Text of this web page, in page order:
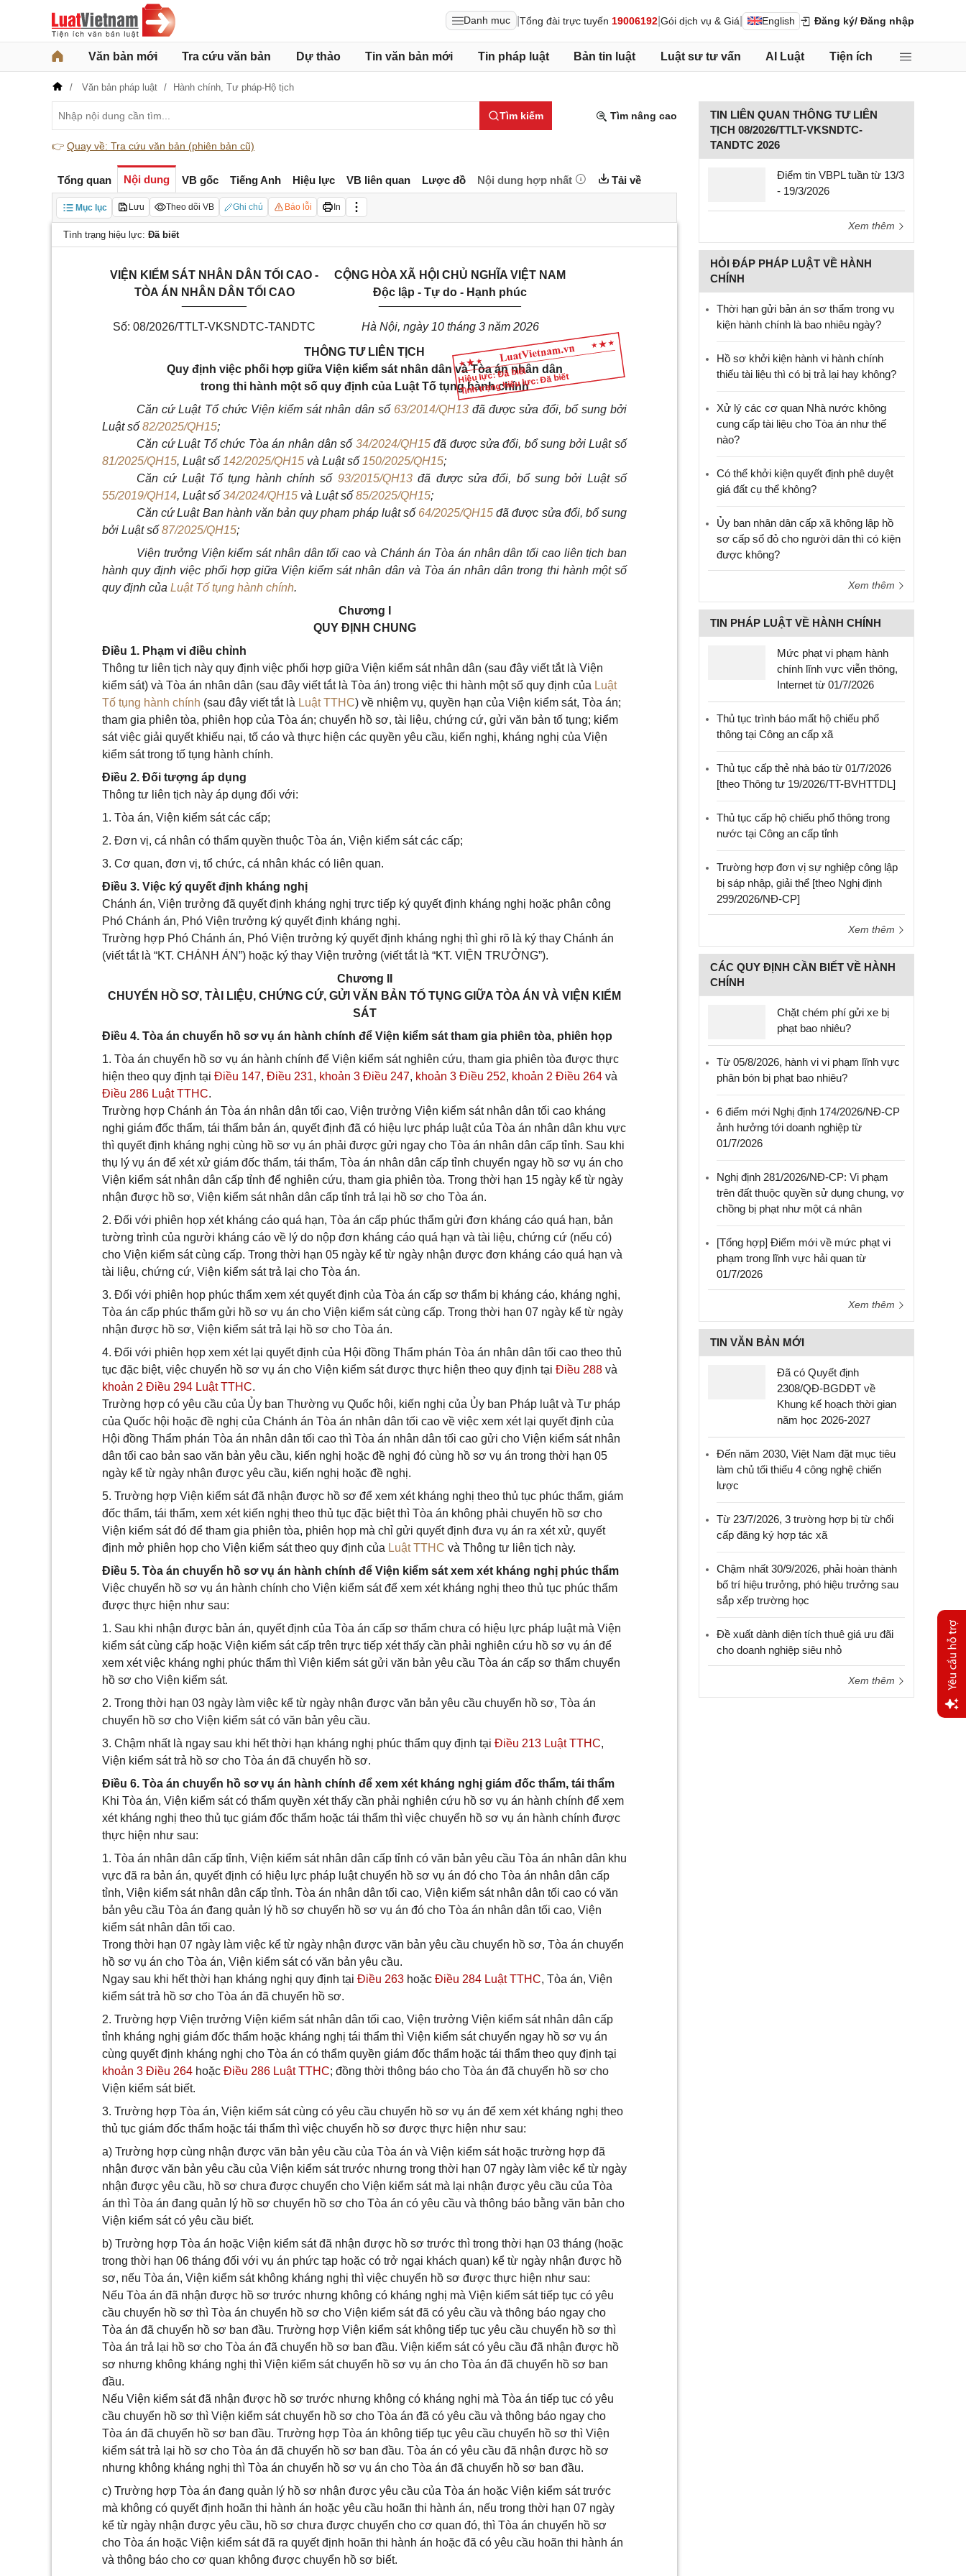
Danh mục Tổng đài trực tuyến 19006192 Gói dịch vụ & Giá English Đăng ký/ Đăng nhập
Văn bản mới Tra cứu văn bản Dự thảo Tin văn bản mới Tin pháp luật Bản tin luật Luật sư tư vấn AI Luật Tiện ích
Văn bản pháp luật Hành chính, Tư pháp-Hộ tịch
Tìm kiếm Tìm nâng cao
👉 Quay về: Tra cứu văn bản (phiên bản cũ)
Tổng quan Nội dung VB gốc Tiếng Anh Hiệu lực VB liên quan Lược đồ Nội dung hợp nhất Tải về
Mục lục Lưu Theo dõi VB Ghi chú Báo lỗi In
Tình trạng hiệu lực: Đã biết
Hiệu lực: Đã biết
Tình trạng hiệu lực: Đã biết
VIỆN KIỂM SÁT NHÂN DÂN TỐI CAO -
TÒA ÁN NHÂN DÂN TỐI CAO
Số: 08/2026/TTLT-VKSNDTC-TANDTC
CỘNG HÒA XÃ HỘI CHỦ NGHĨA VIỆT NAM
Độc lập - Tự do - Hạnh phúc
______________________
Hà Nội, ngày 10 tháng 3 năm 2026
THÔNG TƯ LIÊN TỊCH
Quy định việc phối hợp giữa Viện kiểm sát nhân dân và Tòa án nhân dân
trong thi hành một số quy định của Luật Tố tụng hành chính
Căn cứ Luật Tổ chức Viện kiểm sát nhân dân số 63/2014/QH13đã được sửa đổi, bổ sung bởi
Luật số 82/2025/QH15;
Căn cứ Luật Tổ chức Tòa án nhân dân số 34/2024/QH15đã được sửa đổi, bổ sung bởi Luật số
81/2025/QH15, Luật số 142/2025/QH15 và Luật số 150/2025/QH15;
Căn cứ Luật Tố tụng hành chính số 93/2015/QH13đã được sửa đổi, bổ sung bởi Luật số
55/2019/QH14, Luật số 34/2024/QH15 và Luật số 85/2025/QH15;
Căn cứ Luật Ban hành văn bản quy phạm pháp luật số 64/2025/QH15 đã được sửa đổi, bổ sung
bởi Luật số 87/2025/QH15;
Viện trưởng Viện kiểm sát nhân dân tối cao và Chánh án Tòa án nhân dân tối cao liên tịch ban
hành quy định việc phối hợp giữa Viện kiểm sát nhân dân và Tòa án nhân dân trong thi hành một số
quy định của Luật Tố tụng hành chính.
Chương I
QUY ĐỊNH CHUNG
Điều 1. Phạm vi điều chỉnh
Thông tư liên tịch này quy định việc phối hợp giữa Viện kiểm sát nhân dân (sau đây viết tắt là Viện
kiểm sát) và Tòa án nhân dân (sau đây viết tắt là Tòa án) trong việc thi hành một số quy định của Luật
Tố tụng hành chính (sau đây viết tắt là Luật TTHC) về nhiệm vụ, quyền hạn của Viện kiểm sát, Tòa án;
tham gia phiên tòa, phiên họp của Tòa án; chuyển hồ sơ, tài liệu, chứng cứ, gửi văn bản tố tụng; kiểm
sát việc giải quyết khiếu nại, tố cáo và thực hiện các quyền yêu cầu, kiến nghị, kháng nghị của Viện
kiểm sát trong tố tụng hành chính.
Điều 2. Đối tượng áp dụng
Thông tư liên tịch này áp dụng đối với:
1. Tòa án, Viện kiểm sát các cấp;
2. Đơn vị, cá nhân có thẩm quyền thuộc Tòa án, Viện kiểm sát các cấp;
3. Cơ quan, đơn vị, tổ chức, cá nhân khác có liên quan.
Điều 3. Việc ký quyết định kháng nghị
Chánh án, Viện trưởng đã quyết định kháng nghị trực tiếp ký quyết định kháng nghị hoặc phân công
Phó Chánh án, Phó Viện trưởng ký quyết định kháng nghị.
Trường hợp Phó Chánh án, Phó Viện trưởng ký quyết định kháng nghị thì ghi rõ là ký thay Chánh án
(viết tắt là “KT. CHÁNH ÁN”) hoặc ký thay Viện trưởng (viết tắt là “KT. VIỆN TRƯỞNG”).
Chương II
CHUYỂN HỒ SƠ, TÀI LIỆU, CHỨNG CỨ, GỬI VĂN BẢN TỐ TỤNG GIỮA TÒA ÁN VÀ VIỆN KIỂM
SÁT
Điều 4. Tòa án chuyển hồ sơ vụ án hành chính để Viện kiểm sát tham gia phiên tòa, phiên họp
1. Tòa án chuyển hồ sơ vụ án hành chính để Viện kiểm sát nghiên cứu, tham gia phiên tòa được thực
hiện theo quy định tại Điều 147, Điều 231, khoản 3 Điều 247, khoản 3 Điều 252, khoản 2 Điều 264 và
Điều 286 Luật TTHC.
Trường hợp Chánh án Tòa án nhân dân tối cao, Viện trưởng Viện kiểm sát nhân dân tối cao kháng
nghị giám đốc thẩm, tái thẩm bản án, quyết định đã có hiệu lực pháp luật của Tòa án nhân dân khu vực
thì quyết định kháng nghị cùng hồ sơ vụ án phải được gửi ngay cho Tòa án nhân dân cấp tỉnh. Sau khi
thụ lý vụ án để xét xử giám đốc thẩm, tái thẩm, Tòa án nhân dân cấp tỉnh chuyển ngay hồ sơ vụ án cho
Viện kiểm sát nhân dân cấp tỉnh để nghiên cứu, tham gia phiên tòa. Trong thời hạn 15 ngày kể từ ngày
nhận được hồ sơ, Viện kiểm sát nhân dân cấp tỉnh trả lại hồ sơ cho Tòa án.
2. Đối với phiên họp xét kháng cáo quá hạn, Tòa án cấp phúc thẩm gửi đơn kháng cáo quá hạn, bản
tường trình của người kháng cáo về lý do nộp đơn kháng cáo quá hạn và tài liệu, chứng cứ (nếu có)
cho Viện kiểm sát cùng cấp. Trong thời hạn 05 ngày kể từ ngày nhận được đơn kháng cáo quá hạn và
tài liệu, chứng cứ, Viện kiểm sát trả lại cho Tòa án.
3. Đối với phiên họp phúc thẩm xem xét quyết định của Tòa án cấp sơ thẩm bị kháng cáo, kháng nghị,
Tòa án cấp phúc thẩm gửi hồ sơ vụ án cho Viện kiểm sát cùng cấp. Trong thời hạn 07 ngày kể từ ngày
nhận được hồ sơ, Viện kiểm sát trả lại hồ sơ cho Tòa án.
4. Đối với phiên họp xem xét lại quyết định của Hội đồng Thẩm phán Tòa án nhân dân tối cao theo thủ
tục đặc biệt, việc chuyển hồ sơ vụ án cho Viện kiểm sát được thực hiện theo quy định tại Điều 288 và
khoản 2 Điều 294 Luật TTHC.
Trường hợp có yêu cầu của Ủy ban Thường vụ Quốc hội, kiến nghị của Ủy ban Pháp luật và Tư pháp
của Quốc hội hoặc đề nghị của Chánh án Tòa án nhân dân tối cao về việc xem xét lại quyết định của
Hội đồng Thẩm phán Tòa án nhân dân tối cao thì Tòa án nhân dân tối cao gửi cho Viện kiểm sát nhân
dân tối cao bản sao văn bản yêu cầu, kiến nghị hoặc đề nghị đó cùng hồ sơ vụ án trong thời hạn 05
ngày kể từ ngày nhận được yêu cầu, kiến nghị hoặc đề nghị.
5. Trường hợp Viện kiểm sát đã nhận được hồ sơ để xem xét kháng nghị theo thủ tục phúc thẩm, giám
đốc thẩm, tái thẩm, xem xét kiến nghị theo thủ tục đặc biệt thì Tòa án không phải chuyển hồ sơ cho
Viện kiểm sát đó để tham gia phiên tòa, phiên họp mà chỉ gửi quyết định đưa vụ án ra xét xử, quyết
định mở phiên họp cho Viện kiểm sát theo quy định của Luật TTHC và Thông tư liên tịch này.
Điều 5. Tòa án chuyển hồ sơ vụ án hành chính để Viện kiểm sát xem xét kháng nghị phúc thẩm
Việc chuyển hồ sơ vụ án hành chính cho Viện kiểm sát để xem xét kháng nghị theo thủ tục phúc thẩm
được thực hiện như sau:
1. Sau khi nhận được bản án, quyết định của Tòa án cấp sơ thẩm chưa có hiệu lực pháp luật mà Viện
kiểm sát cùng cấp hoặc Viện kiểm sát cấp trên trực tiếp xét thấy cần phải nghiên cứu hồ sơ vụ án để
xem xét việc kháng nghị phúc thẩm thì Viện kiểm sát gửi văn bản yêu cầu Tòa án cấp sơ thẩm chuyển
hồ sơ cho Viện kiểm sát.
2. Trong thời hạn 03 ngày làm việc kể từ ngày nhận được văn bản yêu cầu chuyển hồ sơ, Tòa án
chuyển hồ sơ cho Viện kiểm sát có văn bản yêu cầu.
3. Chậm nhất là ngay sau khi hết thời hạn kháng nghị phúc thẩm quy định tại Điều 213 Luật TTHC,
Viện kiểm sát trả hồ sơ cho Tòa án đã chuyển hồ sơ.
Điều 6. Tòa án chuyển hồ sơ vụ án hành chính để xem xét kháng nghị giám đốc thẩm, tái thẩm
Khi Tòa án, Viện kiểm sát có thẩm quyền xét thấy cần phải nghiên cứu hồ sơ vụ án hành chính để xem
xét kháng nghị theo thủ tục giám đốc thẩm hoặc tái thẩm thì việc chuyển hồ sơ vụ án hành chính được
thực hiện như sau:
1. Tòa án nhân dân cấp tỉnh, Viện kiểm sát nhân dân cấp tỉnh có văn bản yêu cầu Tòa án nhân dân khu
vực đã ra bản án, quyết định có hiệu lực pháp luật chuyển hồ sơ vụ án đó cho Tòa án nhân dân cấp
tỉnh, Viện kiểm sát nhân dân cấp tỉnh. Tòa án nhân dân tối cao, Viện kiểm sát nhân dân tối cao có văn
bản yêu cầu Tòa án đang quản lý hồ sơ chuyển hồ sơ vụ án đó cho Tòa án nhân dân tối cao, Viện
kiểm sát nhân dân tối cao.
Trong thời hạn 07 ngày làm việc kể từ ngày nhận được văn bản yêu cầu chuyển hồ sơ, Tòa án chuyển
hồ sơ vụ án cho Tòa án, Viện kiểm sát có văn bản yêu cầu.
Ngay sau khi hết thời hạn kháng nghị quy định tại Điều 263 hoặc Điều 284 Luật TTHC, Tòa án, Viện
kiểm sát trả hồ sơ cho Tòa án đã chuyển hồ sơ.
2. Trường hợp Viện trưởng Viện kiểm sát nhân dân tối cao, Viện trưởng Viện kiểm sát nhân dân cấp
tỉnh kháng nghị giám đốc thẩm hoặc kháng nghị tái thẩm thì Viện kiểm sát chuyển ngay hồ sơ vụ án
cùng quyết định kháng nghị cho Tòa án có thẩm quyền giám đốc thẩm hoặc tái thẩm theo quy định tại
khoản 3 Điều 264 hoặc Điều 286 Luật TTHC; đồng thời thông báo cho Tòa án đã chuyển hồ sơ cho
Viện kiểm sát biết.
3. Trường hợp Tòa án, Viện kiểm sát cùng có yêu cầu chuyển hồ sơ vụ án để xem xét kháng nghị theo
thủ tục giám đốc thẩm hoặc tái thẩm thì việc chuyển hồ sơ được thực hiện như sau:
a) Trường hợp cùng nhận được văn bản yêu cầu của Tòa án và Viện kiểm sát hoặc trường hợp đã
nhận được văn bản yêu cầu của Viện kiểm sát trước nhưng trong thời hạn 07 ngày làm việc kể từ ngày
nhận được yêu cầu, hồ sơ chưa được chuyển cho Viện kiểm sát mà lại nhận được yêu cầu của Tòa
án thì Tòa án đang quản lý hồ sơ chuyển hồ sơ cho Tòa án có yêu cầu và thông báo bằng văn bản cho
Viện kiểm sát có yêu cầu biết.
b) Trường hợp Tòa án hoặc Viện kiểm sát đã nhận được hồ sơ trước thì trong thời hạn 03 tháng (hoặc
trong thời hạn 06 tháng đối với vụ án phức tạp hoặc có trở ngại khách quan) kể từ ngày nhận được hồ
sơ, nếu Tòa án, Viện kiểm sát không kháng nghị thì việc chuyển hồ sơ được thực hiện như sau:
Nếu Tòa án đã nhận được hồ sơ trước nhưng không có kháng nghị mà Viện kiểm sát tiếp tục có yêu
cầu chuyển hồ sơ thì Tòa án chuyển hồ sơ cho Viện kiểm sát đã có yêu cầu và thông báo ngay cho
Tòa án đã chuyển hồ sơ ban đầu. Trường hợp Viện kiểm sát không tiếp tục yêu cầu chuyển hồ sơ thì
Tòa án trả lại hồ sơ cho Tòa án đã chuyển hồ sơ ban đầu. Viện kiểm sát có yêu cầu đã nhận được hồ
sơ nhưng không kháng nghị thì Viện kiểm sát chuyển hồ sơ vụ án cho Tòa án đã chuyển hồ sơ ban
đầu.
Nếu Viện kiểm sát đã nhận được hồ sơ trước nhưng không có kháng nghị mà Tòa án tiếp tục có yêu
cầu chuyển hồ sơ thì Viện kiểm sát chuyển hồ sơ cho Tòa án đã có yêu cầu và thông báo ngay cho
Tòa án đã chuyển hồ sơ ban đầu. Trường hợp Tòa án không tiếp tục yêu cầu chuyển hồ sơ thì Viện
kiểm sát trả lại hồ sơ cho Tòa án đã chuyển hồ sơ ban đầu. Tòa án có yêu cầu đã nhận được hồ sơ
nhưng không kháng nghị thì Tòa án chuyển hồ sơ vụ án cho Tòa án đã chuyển hồ sơ ban đầu.
c) Trường hợp Tòa án đang quản lý hồ sơ nhận được yêu cầu của Tòa án hoặc Viện kiểm sát trước
mà không có quyết định hoãn thi hành án hoặc yêu cầu hoãn thi hành án, nếu trong thời hạn 07 ngày
kể từ ngày nhận được yêu cầu, hồ sơ chưa được chuyển cho cơ quan đó, thì Tòa án chuyển hồ sơ
cho Tòa án hoặc Viện kiểm sát đã ra quyết định hoãn thi hành án hoặc đã có yêu cầu hoãn thi hành án
và thông báo cho cơ quan không được chuyển hồ sơ biết.
TIN LIÊN QUAN THÔNG TƯ LIÊN
TỊCH 08/2026/TTLT-VKSNDTC-
TANDTC 2026
Điểm tin VBPL tuần từ 13/3
- 19/3/2026
Xem thêm
HỎI ĐÁP PHÁP LUẬT VỀ HÀNH
CHÍNH
Thời hạn gửi bản án sơ thẩm trong vụ
kiện hành chính là bao nhiêu ngày?
Hồ sơ khởi kiện hành vi hành chính
thiếu tài liệu thì có bị trả lại hay không?
Xử lý các cơ quan Nhà nước không
cung cấp tài liệu cho Tòa án như thế
nào?
Có thể khởi kiện quyết định phê duyệt
giá đất cụ thể không?
Ủy ban nhân dân cấp xã không lập hồ
sơ cấp sổ đỏ cho người dân thì có kiện
được không?
Xem thêm
TIN PHÁP LUẬT VỀ HÀNH CHÍNH
Mức phạt vi phạm hành
chính lĩnh vực viễn thông,
Internet từ 01/7/2026
Thủ tục trình báo mất hộ chiếu phổ
thông tại Công an cấp xã
Thủ tục cấp thẻ nhà báo từ 01/7/2026
[theo Thông tư 19/2026/TT-BVHTTDL]
Thủ tục cấp hộ chiếu phổ thông trong
nước tại Công an cấp tỉnh
Trường hợp đơn vị sự nghiệp công lập
bị sáp nhập, giải thể [theo Nghị định
299/2026/NĐ-CP]
Xem thêm
CÁC QUY ĐỊNH CẦN BIẾT VỀ HÀNH
CHÍNH
Chặt chém phí gửi xe bị
phạt bao nhiêu?
Từ 05/8/2026, hành vi vi phạm lĩnh vực
phân bón bị phạt bao nhiêu?
6 điểm mới Nghị định 174/2026/NĐ-CP
ảnh hưởng tới doanh nghiệp từ
01/7/2026
Nghị định 281/2026/NĐ-CP: Vi phạm
trên đất thuộc quyền sử dụng chung, vợ
chồng bị phạt như một cá nhân
[Tổng hợp] Điểm mới về mức phạt vi
phạm trong lĩnh vực hải quan từ
01/7/2026
Xem thêm
TIN VĂN BẢN MỚI
Đã có Quyết định
2308/QĐ-BGDĐT về
Khung kế hoạch thời gian
năm học 2026-2027
Đến năm 2030, Việt Nam đặt mục tiêu
làm chủ tối thiểu 4 công nghệ chiến
lược
Từ 23/7/2026, 3 trường hợp bị từ chối
cấp đăng ký hợp tác xã
Chậm nhất 30/9/2026, phải hoàn thành
bố trí hiệu trưởng, phó hiệu trưởng sau
sắp xếp trường học
Đề xuất dành diện tích thuê giá ưu đãi
cho doanh nghiệp siêu nhỏ
Xem thêm